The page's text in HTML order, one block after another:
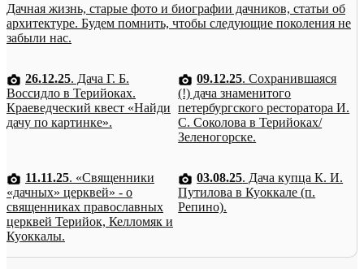
Дачная жизнь, старые фото и биографии дачников, статьи об
архитектуре. Будем помнить, чтобы следующие поколения не
забыли нас.
26.12.25. Дача Г. Б.
Воссидло в Терийоках.
Краеведческий квест «Найди
дачу по картинке».
09.12.25. Сохранившаяся
(!) дача знаменитого
петербургского ресторатора И.
С. Соколова в Терийоках/
Зеленогорске.
11.11.25. «Священники
«дачных» церквей» - о
священниках православных
церквей Терийок, Келломяк и
Куоккалы.
03.08.25. Дача купца К. И.
Путилова в Куоккале (п.
Репино).